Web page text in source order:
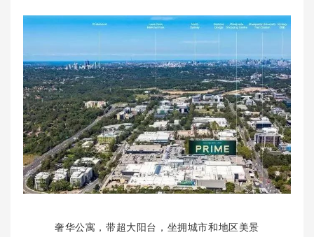
奢华公寓，带超大阳台，坐拥城市和地区美景